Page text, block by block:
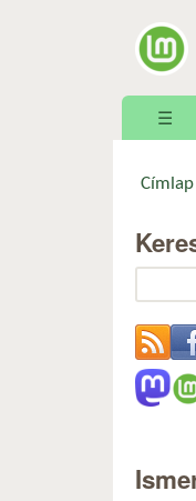
☰
Címlap